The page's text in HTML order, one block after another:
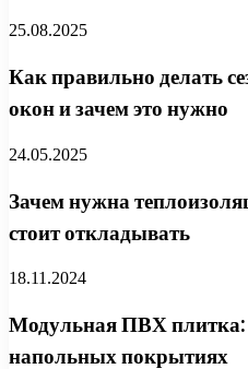
25.08.2025
Как правильно делать
окон и зачем это нужно
24.05.2025
Зачем нужна
стоит откладывать
18.11.2024
Модульная ПВХ
напольных покрытиях